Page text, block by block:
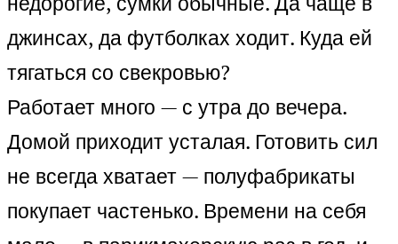
джинсах, да футболках ходит. Куда ей
тягаться со свекровью?
Работает много — с утра до вечера.
Домой приходит усталая. Готовить сил
не всегда хватает — полуфабрикаты
покупает частенько. Времени на себя